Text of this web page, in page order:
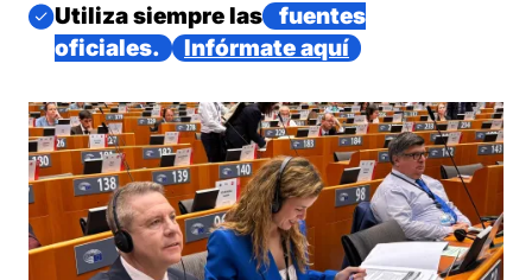
Imagen
Utiliza siempre las
fuentes
oficiales.
Infórmate aquí